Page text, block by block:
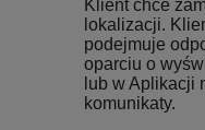
Klient chce
lokalizacji.
podejmuje
oparciu o
lub w Aplikacji
komunikaty.